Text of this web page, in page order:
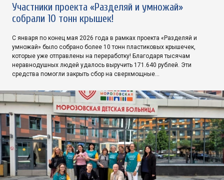
Участники проекта «Разделяй и умножай»
собрали 10 тонн крышек!
С января по конец мая 2026 года в рамках проекта «Разделяй и
умножай» было собрано более 10 тонн пластиковых крышечек,
которые уже отправлены на переработку! Благодаря тысячам
неравнодушных людей удалось выручить 171.640 рублей. Эти
средства помогли закрыть сбор на сверхмощные…